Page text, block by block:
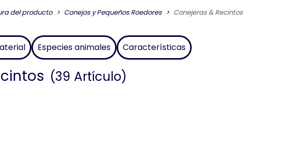
del producto Conejos y Pequeños Roedores Conejeras & Recintos
Especies animales Características
(39 Artículo)